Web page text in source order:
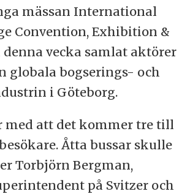
mässan International
Convention, Exhibition &
denna vecka samlat aktörer
globala bogserings- och
i Göteborg.
med att det kommer tre till
Åtta bussar skulle
Torbjörn Bergman,
på Svitzer och